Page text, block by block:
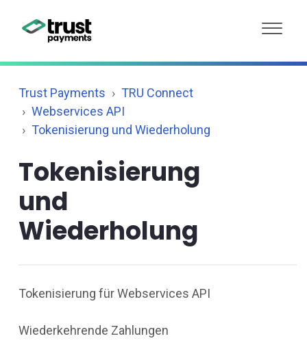
Trust Payments
TRU Connect
Webservices API
Tokenisierung und Wiederholung
Tokenisierung
und
Wiederholung
Tokenisierung für Webservices API
Wiederkehrende Zahlungen